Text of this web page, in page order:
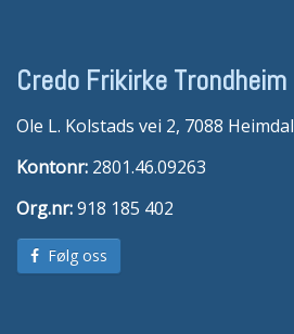
Credo Frikirke Trondheim
Ole L. Kolstads vei 2, 7088 Heimdal
Kontonr: 2801.46.09263
Org.nr:918 185 402
Følg oss